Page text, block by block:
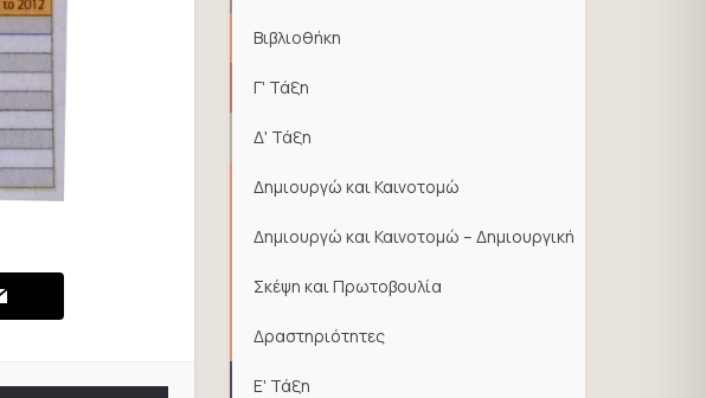
Βιβλιοθήκη
Γ' Τάξη
Δ' Τάξη
Δημιουργώ και Καινοτομώ
Δημιουργώ και Καινοτομώ – Δημιουργική
Σκέψη και Πρωτοβουλία
Δραστηριότητες
Ε' Τάξη